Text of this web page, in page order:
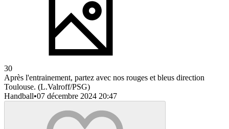
30
Après l'entrainement, partez avec nos rouges et bleus direction
Toulouse. (L.Valroff/PSG)
Handball•07 décembre 2024 20:47